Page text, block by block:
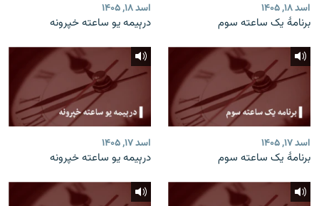
اسد ۱۸, ۱۴۰۵
برنامۀ یک ساعته سوم
اسد ۱۸, ۱۴۰۵
درېیمه یو ساعته خپرونه
اسد ۱۷, ۱۴۰۵
برنامۀ یک ساعته سوم
اسد ۱۷, ۱۴۰۵
درېیمه یو ساعته خپرونه